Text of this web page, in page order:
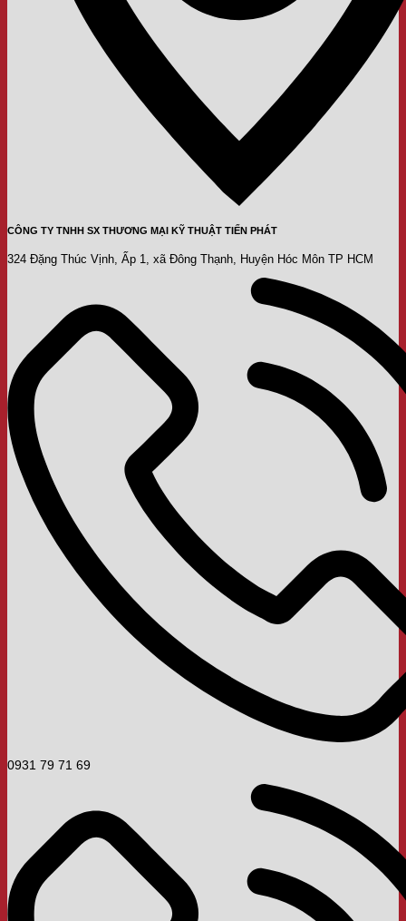
CÔNG TY TNHH SX THƯƠNG MẠI KỸ THUẬT TIẾN PHÁT
324 Đặng Thúc Vịnh, Ấp 1, xã Đông Thạnh, Huyện Hóc Môn TP HCM
0931 79 71 69